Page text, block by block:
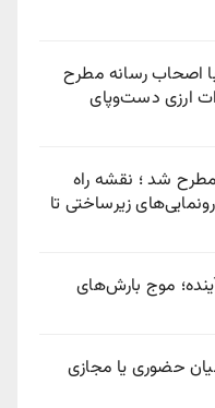
اصحاب رسانه مطرح
ارزی دست‌وپای
مطرح شد ؛ نقشه راه
زیرساختی تا
در ۷۲ ساعت آینده؛ موج بارش‌های
حضوری یا مجازی